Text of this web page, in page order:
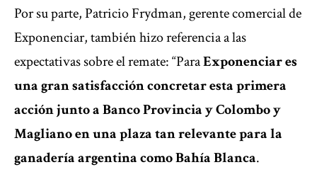
Por su parte, Patricio Frydman, gerente comercial de
Exponenciar, también hizo referencia a las
expectativas sobre el remate: “ParaExponenciar es
una gran satisfacción concretar esta primera
acción junto a Banco Provincia y Colombo y
Magliano en una plaza tan relevante para la
ganadería argentina como Bahía Blanca.